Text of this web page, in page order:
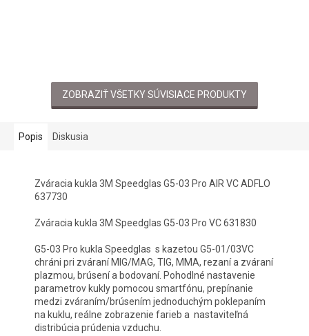
ZOBRAZIŤ VŠETKY SÚVISIACE PRODUKTY
Popis Diskusia
Zváracia kukla 3M Speedglas G5-03 Pro AIR VC ADFLO
637730
Zváracia kukla 3M Speedglas G5-03 Pro VC 631830
G5-03 Pro kukla Speedglas s kazetou G5-01/03VC
chráni pri zváraní MIG/MAG, TIG, MMA, rezaní a zváraní
plazmou, brúsení a bodovaní. Pohodlné nastavenie
parametrov kukly pomocou smartfónu, prepínanie
medzi zváraním/brúsením jednoduchým poklepaním
na kuklu, reálne zobrazenie farieb a nastaviteľná
distribúcia prúdenia vzduchu.